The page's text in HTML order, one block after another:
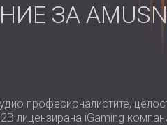
ЗА
професионалистите,
лицензирана iGaming